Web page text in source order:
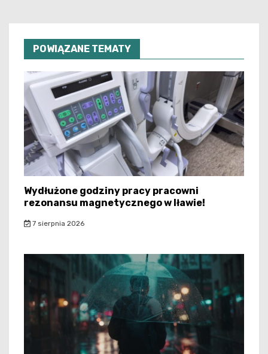
POWIĄZANE TEMATY
Wydłużone godziny pracy pracowni
rezonansu magnetycznego w Iławie!
7 sierpnia 2026